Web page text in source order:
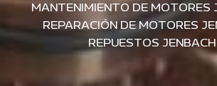
MANTENIMIENTO DE MOTORES
REPARACIÓN DE MOTORES
REPUESTOS